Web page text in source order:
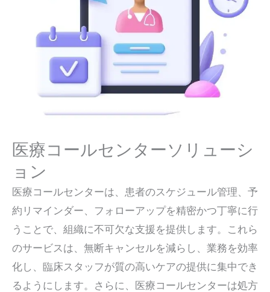
医療コールセンターソリューシ
ョン
医療コールセンターは、患者のスケジュール管理、予
約リマインダー、フォローアップを精密かつ丁寧に行
うことで、組織に不可欠な支援を提供します。これら
のサービスは、無断キャンセルを減らし、業務を効率
化し、臨床スタッフが質の高いケアの提供に集中でき
るようにします。さらに、医療コールセンターは処方